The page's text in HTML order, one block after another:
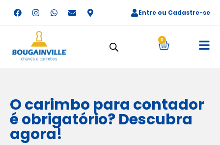
Entre ou Cadastre-se
0
O carimbo para contador
é obrigatório? Descubra
agora!